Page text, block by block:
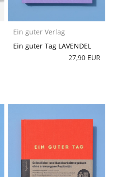
Ein guter Verlag
Ein guter Tag LAVENDEL
27,90 EUR